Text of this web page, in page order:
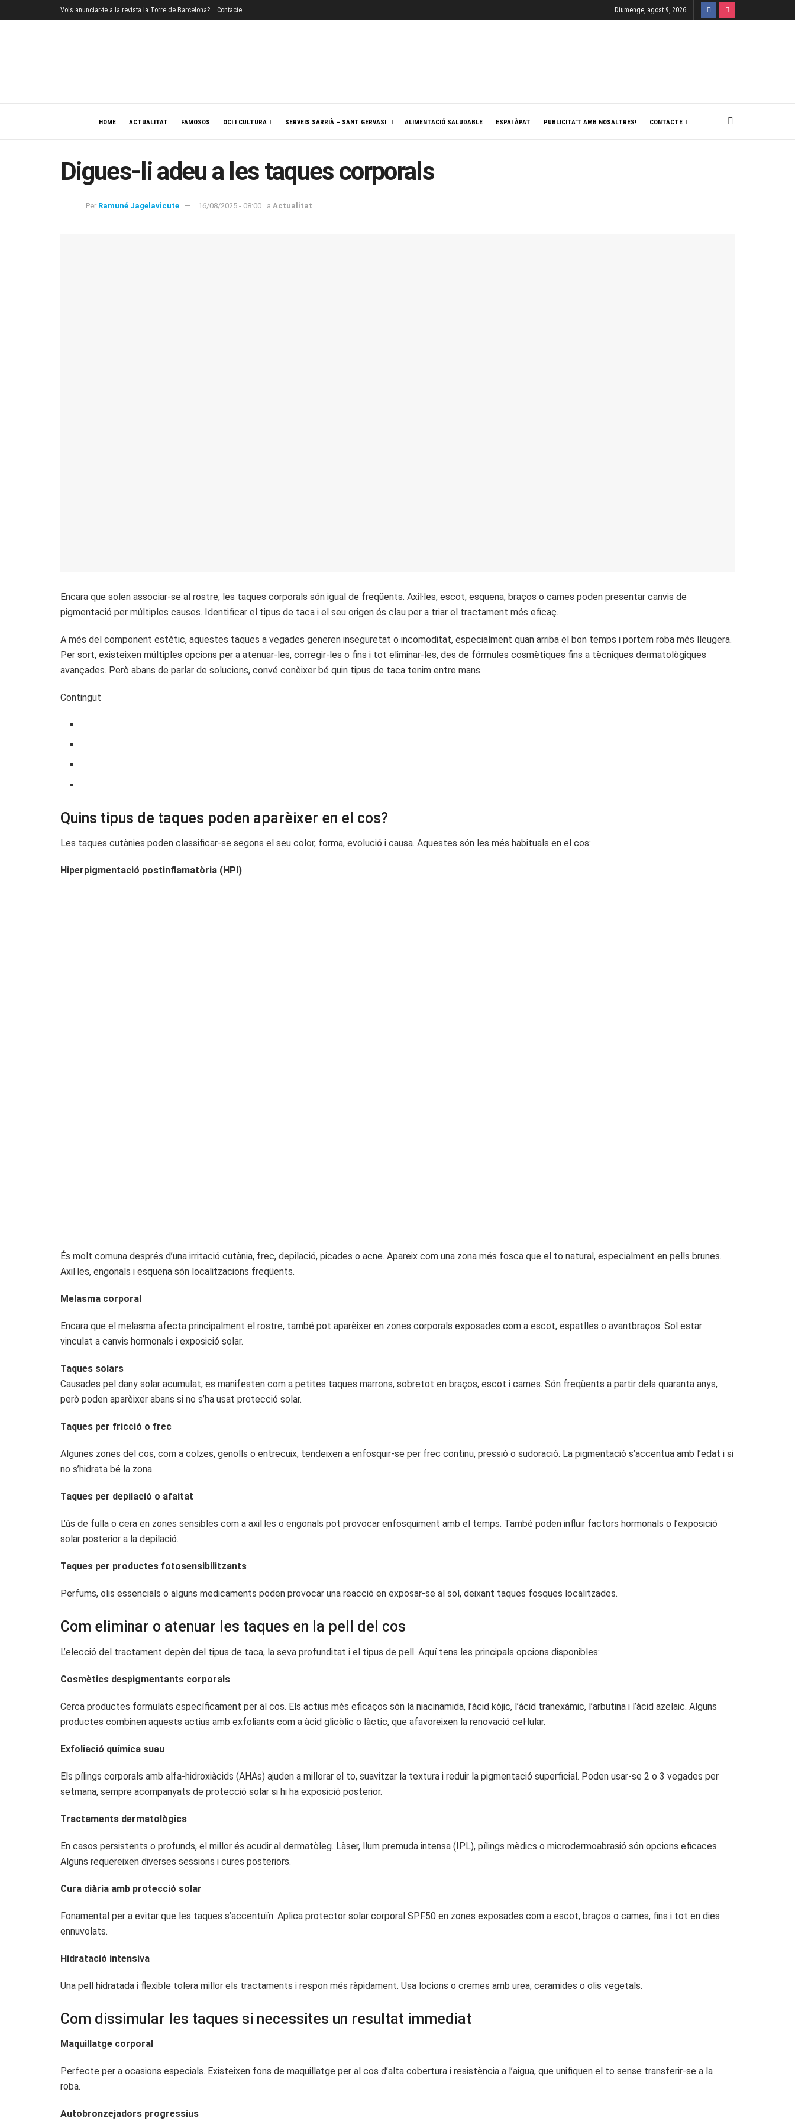
Vols anunciar-te a la revista la Torre de Barcelona? Contacte Diumenge, agost 9, 2026
HOME ACTUALITAT FAMOSOS OCI I CULTURA SERVEIS SARRIÀ – SANT GERVASI ALIMENTACIÓ SALUDABLE ESPAI ÀPAT PUBLICITA’T AMB NOSALTRES! CONTACTE
Digues-li adeu a les taques corporals
Per Ramuné Jagelavicute 16/08/2025 - 08:00 a Actualitat
Encara que solen associar-se al rostre, les taques corporals són igual de freqüents. Axil·les, escot, esquena, braços o cames poden presentar canvis de
pigmentació per múltiples causes. Identificar el tipus de taca i el seu origen és clau per a triar el tractament més eficaç.
A més del component estètic, aquestes taques a vegades generen inseguretat o incomoditat, especialment quan arriba el bon temps i portem roba més lleugera.
Per sort, existeixen múltiples opcions per a atenuar-les, corregir-les o fins i tot eliminar-les, des de fórmules cosmètiques fins a tècniques dermatològiques
avançades. Però abans de parlar de solucions, convé conèixer bé quin tipus de taca tenim entre mans.
Contingut
Quins tipus de taques poden aparèixer en el cos?
Les taques cutànies poden classificar-se segons el seu color, forma, evolució i causa. Aquestes són les més habituals en el cos:
Hiperpigmentació postinflamatòria (HPI)
És molt comuna després d’una irritació cutània, frec, depilació, picades o acne. Apareix com una zona més fosca que el to natural, especialment en pells brunes.
Axil·les, engonals i esquena són localitzacions freqüents.
Melasma corporal
Encara que el melasma afecta principalment el rostre, també pot aparèixer en zones corporals exposades com a escot, espatlles o avantbraços. Sol estar
vinculat a canvis hormonals i exposició solar.
Taques solars
Causades pel dany solar acumulat, es manifesten com a petites taques marrons, sobretot en braços, escot i cames. Són freqüents a partir dels quaranta anys,
però poden aparèixer abans si no s’ha usat protecció solar.
Taques per fricció o frec
Algunes zones del cos, com a colzes, genolls o entrecuix, tendeixen a enfosquir-se per frec continu, pressió o sudoració. La pigmentació s’accentua amb l’edat i si
no s’hidrata bé la zona.
Taques per depilació o afaitat
L’ús de fulla o cera en zones sensibles com a axil·les o engonals pot provocar enfosquiment amb el temps. També poden influir factors hormonals o l’exposició
solar posterior a la depilació.
Taques per productes fotosensibilitzants
Perfums, olis essencials o alguns medicaments poden provocar una reacció en exposar-se al sol, deixant taques fosques localitzades.
Com eliminar o atenuar les taques en la pell del cos
L’elecció del tractament depèn del tipus de taca, la seva profunditat i el tipus de pell. Aquí tens les principals opcions disponibles:
Cosmètics despigmentants corporals
Cerca productes formulats específicament per al cos. Els actius més eficaços són la niacinamida, l’àcid kòjic, l’àcid tranexàmic, l’arbutina i l’àcid azelaic. Alguns
productes combinen aquests actius amb exfoliants com a àcid glicòlic o làctic, que afavoreixen la renovació cel·lular.
Exfoliació química suau
Els pílings corporals amb alfa-hidroxiàcids (AHAs) ajuden a millorar el to, suavitzar la textura i reduir la pigmentació superficial. Poden usar-se 2 o 3 vegades per
setmana, sempre acompanyats de protecció solar si hi ha exposició posterior.
Tractaments dermatològics
En casos persistents o profunds, el millor és acudir al dermatòleg. Làser, llum premuda intensa (IPL), pílings mèdics o microdermoabrasió són opcions eficaces.
Alguns requereixen diverses sessions i cures posteriors.
Cura diària amb protecció solar
Fonamental per a evitar que les taques s’accentuïn. Aplica protector solar corporal SPF50 en zones exposades com a escot, braços o cames, fins i tot en dies
ennuvolats.
Hidratació intensiva
Una pell hidratada i flexible tolera millor els tractaments i respon més ràpidament. Usa locions o cremes amb urea, ceramides o olis vegetals.
Com dissimular les taques si necessites un resultat immediat
Maquillatge corporal
Perfecte per a ocasions especials. Existeixen fons de maquillatge per al cos d’alta cobertura i resistència a l’aigua, que unifiquen el to sense transferir-se a la
roba.
Autobronzejadors progressius